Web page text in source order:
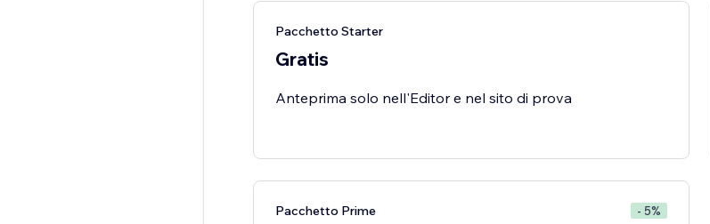
Pacchetto Starter
Gratis
Anteprima solo nell'Editor e nel sito di prova
Pacchetto Prime - 5%